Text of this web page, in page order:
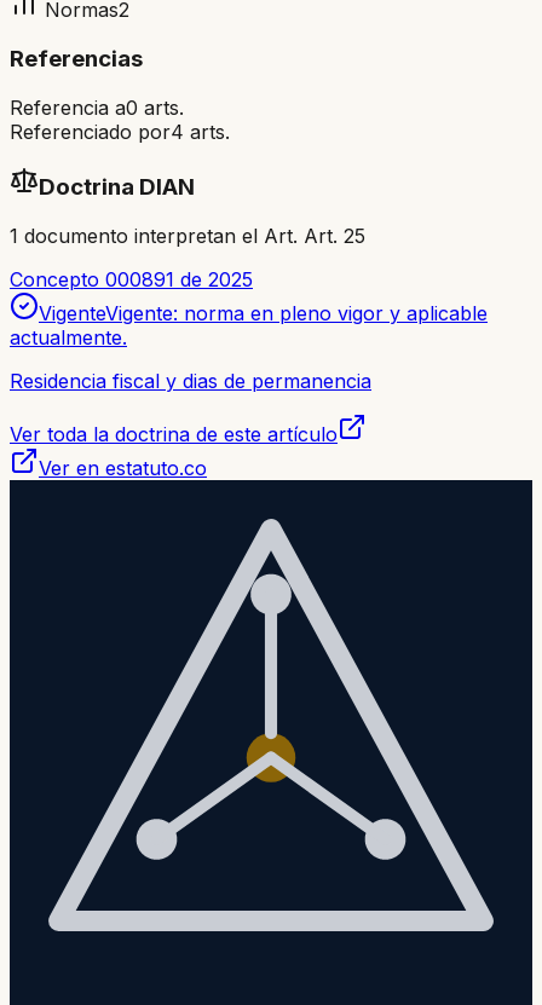
Normas2
Referencias
Referencia a0 arts.
Referenciado por4 arts.
Doctrina DIAN
1 documento interpretan el Art. Art. 25
Concepto 000891 de 2025
VigenteVigente: norma en pleno vigor y aplicable
actualmente.
Residencia fiscal y dias de permanencia
Ver toda la doctrina de este artículo
Ver en estatuto.co